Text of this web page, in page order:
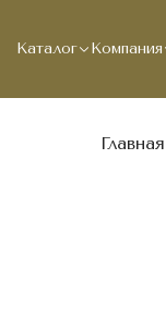
Каталог Компания
Главная